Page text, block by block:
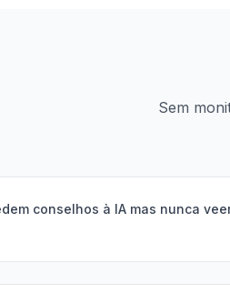
Sem
conselhos à IA mas nunca